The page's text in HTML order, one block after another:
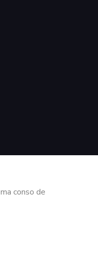
conso de